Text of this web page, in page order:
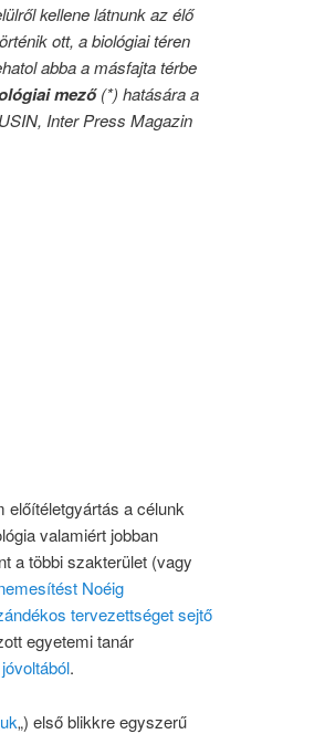
kellene látnunk az élő
ott, a biológiai téren
abba a másfajta térbe
mező(*) hatására a
Inter Press Magazin
előítéletgyártás a célunk
valamiért jobban
a többi szakterület (vagy
Noéig
tervezettséget sejtő
egyetemi tanár
.
„) első blikkre egyszerű